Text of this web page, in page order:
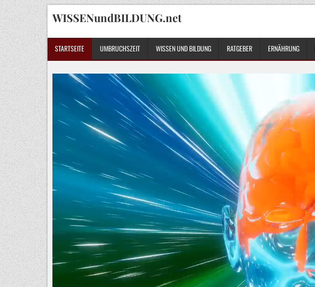
Skip
to
content
WISSENundBILDUNG.net
STARTSEITE UMBRUCHSZEIT WISSEN UND BILDUNG RATGEBER ERNÄHRUNG